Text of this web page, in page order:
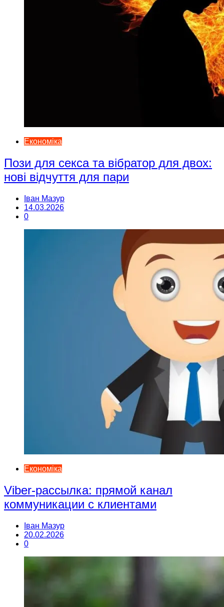
Економіка
Пози для секса та вібратор для двох:
нові відчуття для пари
Іван Мазур
14.03.2026
0
Економіка
Viber-рассылка: прямой канал
коммуникации с клиентами
Іван Мазур
20.02.2026
0